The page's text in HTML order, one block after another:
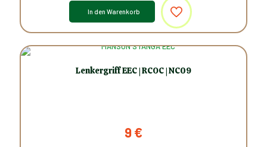
In den Warenkorb
Lenkergriff EEC | RCOC | NC09
9€